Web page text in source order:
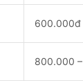
600.000đ
800.000